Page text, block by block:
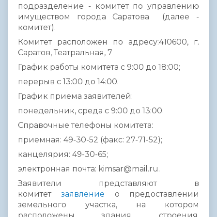
подразделение - комитет по управлению
имуществом города Саратова (далее -
комитет).
Комитет расположен по адресу:410600, г.
Саратов, Театральная, 7
График работы комитета с 9:00 до 18:00;
перерыв с 13:00 до 14:00.
График приема заявителей:
понедельник, среда с 9:00 до 13:00.
Справочные телефоны комитета:
приемная: 49-30-52 (факс: 27-71-52);
канцелярия: 49-30-65;
электронная почта: kimsar@mail.ru.
Заявители представляют в
комитетзаявление о предоставлении
земельного участка, на котором